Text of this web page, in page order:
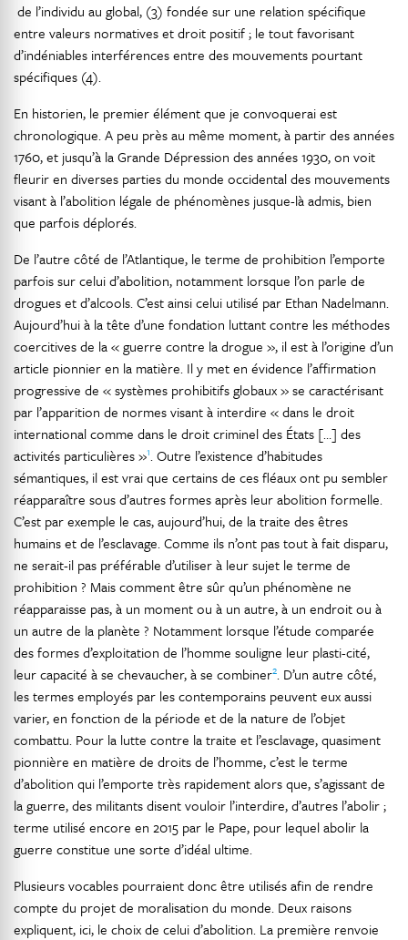
de l’individu au global, (3) fondée sur une relation spécifique
entre valeurs normatives et droit positif ; le tout favorisant
d’indéniables interférences entre des mouvements pourtant
spécifiques (4).
En historien, le premier élément que je convoquerai est
chronologique. A peu près au même moment, à partir des années
1760, et jusqu’à la Grande Dépression des années 1930, on voit
fleurir en diverses parties du monde occidental des mouvements
visant à l’abolition légale de phénomènes jusque-là admis, bien
que parfois déplorés.
De l’autre côté de l’Atlantique, le terme de prohibition l’emporte
parfois sur celui d’abolition, notamment lorsque l’on parle de
drogues et d’alcools. C’est ainsi celui utilisé par Ethan Nadelmann.
Aujourd’hui à la tête d’une fondation luttant contre les méthodes
coercitives de la « guerre contre la drogue », il est à l’origine d’un
article pionnier en la matière. Il y met en évidence l’affirmation
progressive de « systèmes prohibitifs globaux » se caractérisant
par l’apparition de normes visant à interdire « dans le droit
international comme dans le droit criminel des États […] des
activités particulières »1. Outre l’existence d’habitudes
sémantiques, il est vrai que certains de ces fléaux ont pu sembler
réapparaître sous d’autres formes après leur abolition formelle.
C’est par exemple le cas, aujourd’hui, de la traite des êtres
humains et de l’esclavage. Comme ils n’ont pas tout à fait disparu,
ne serait-il pas préférable d’utiliser à leur sujet le terme de
prohibition ? Mais comment être sûr qu’un phénomène ne
réapparaisse pas, à un moment ou à un autre, à un endroit ou à
un autre de la planète ? Notamment lorsque l’étude comparée
des formes d’exploitation de l’homme souligne leur plasti-cité,
leur capacité à se chevaucher, à se combiner2. D’un autre côté,
les termes employés par les contemporains peuvent eux aussi
varier, en fonction de la période et de la nature de l’objet
combattu. Pour la lutte contre la traite et l’esclavage, quasiment
pionnière en matière de droits de l’homme, c’est le terme
d’abolition qui l’emporte très rapidement alors que, s’agissant de
la guerre, des militants disent vouloir l’interdire, d’autres l’abolir ;
terme utilisé encore en 2015 par le Pape, pour lequel abolir la
guerre constitue une sorte d’idéal ultime.
Plusieurs vocables pourraient donc être utilisés afin de rendre
compte du projet de moralisation du monde. Deux raisons
expliquent, ici, le choix de celui d’abolition. La première renvoie